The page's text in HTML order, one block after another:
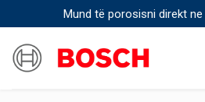
Mund të porosisni direkt ne